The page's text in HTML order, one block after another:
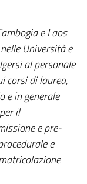
e Laos
Università e
al personale
corsi di laurea,
e in generale
il
e pre-
e